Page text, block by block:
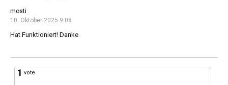
mosti
10. Oktober 2025 9:08
Hat Funktioniert! Danke
1 vote